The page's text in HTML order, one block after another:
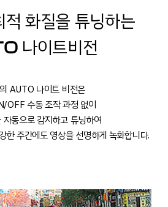
화질을 튜닝하는
나이트비전
AUTO 나이트 비전은
OFF 수동 조작 과정 없이
자동으로 감지하고 튜닝하여
한 주간에도 영상을 선명하게 녹화합니다.